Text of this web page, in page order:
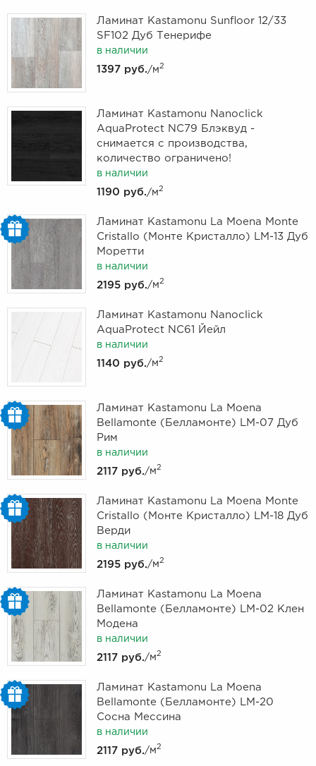
Ламинат Kastamonu Sunfloor 12/33
SF102 Дуб Тенерифе
в наличии
1397 руб./м2
Ламинат Kastamonu Nanoclick
AquaProtect NC79 Блэквуд -
снимается с производства,
количество ограничено!
в наличии
1190 руб./м2
Ламинат Kastamonu La Moena Monte
Cristallo (Монте Кристалло) LM-13 Дуб
Моретти
в наличии
2195 руб. /м 2
Ламинат Kastamonu Nanoclick
AquaProtect NC61 Йейл
в наличии
1140 руб. /м 2
Ламинат Kastamonu La Moena
Bellamonte (Белламонте) LM-07 Дуб
Рим
в наличии
2117 руб. /м 2
Ламинат Kastamonu La Moena Monte
Cristallo (Монте Кристалло) LM-18 Дуб
Верди
в наличии
2195 руб. /м 2
Ламинат Kastamonu La Moena
Bellamonte (Белламонте) LM-02 Клен
Модена
в наличии
2117 руб. /м 2
Ламинат Kastamonu La Moena
Bellamonte (Белламонте) LM-20
Сосна Мессина
в наличии
2117 руб. /м 2